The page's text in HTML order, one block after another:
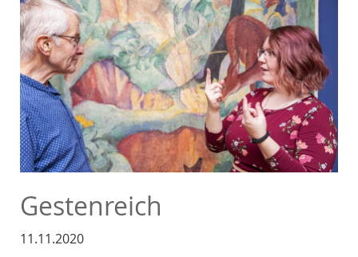
Gestenreich
11.11.2020